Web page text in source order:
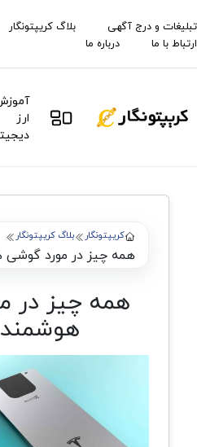
تبلیغات و درج آگهی
بلاگ کریپتونگار
ارتباط با ما
درباره ما
ارز
کریپتونگار بلاگ کریپتونگار
همه چیز در مورد گوشی
همه چیز در